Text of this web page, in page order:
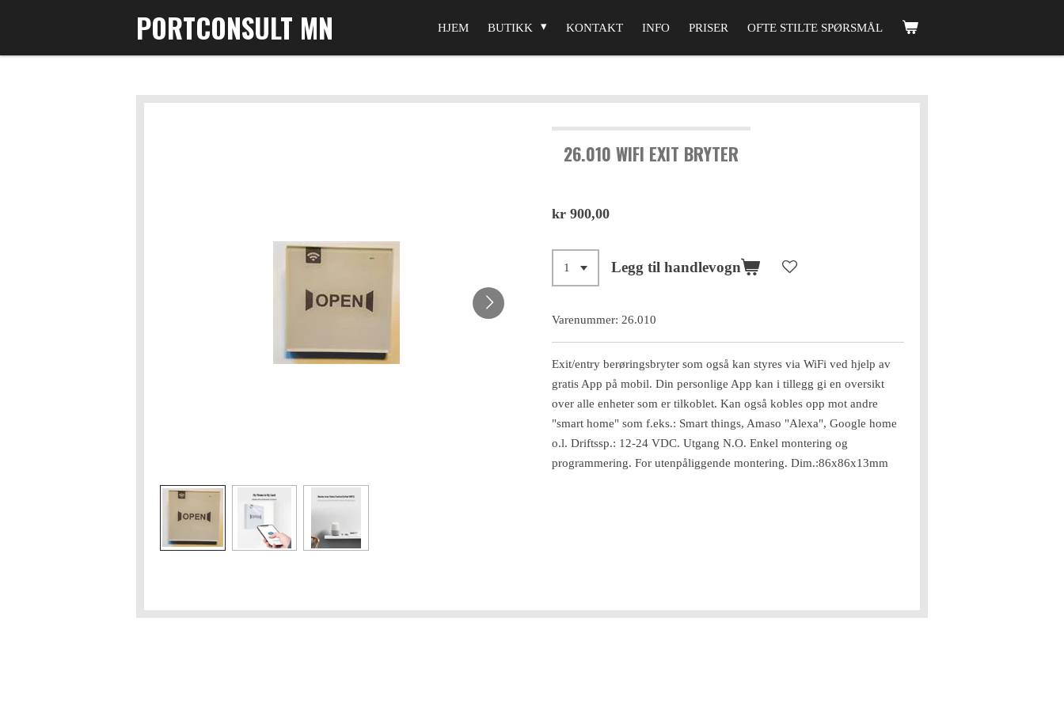
hovedinnhold
PORTCONSULT MN HJEM BUTIKK KONTAKT INFO PRISER OFTE STILTE SPØRSMÅL
26.010 WIFI EXIT BRYTER
kr 900,00
Legg til handlevogn
Varenummer: 26.010
Exit/entry berøringsbryter som også kan styres via WiFi ved hjelp av
gratis App på mobil. Din personlige App kan i tillegg gi en oversikt
over alle enheter som er tilkoblet. Kan også kobles opp mot andre
"smart home" som f.eks.: Smart things, Amaso "Alexa", Google home
o.l. Driftssp.: 12-24 VDC. Utgang N.O. Enkel montering og
programmering. For utenpåliggende montering. Dim.:86x86x13mm